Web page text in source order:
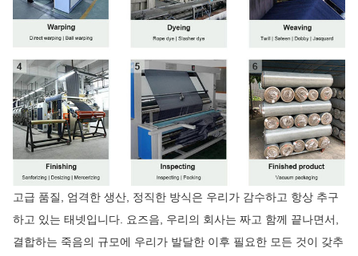
고급 품질, 엄격한 생산, 정직한 방식은 우리가 감수하고 항상 추구
하고 있는 태넷입니다. 요즈음, 우리의 회사는 짜고 함께 끝나면서,
결합하는 죽음의 규모에 우리가 발달한 이후 필요한 모든 것이 갖추